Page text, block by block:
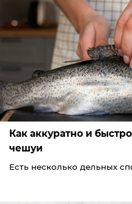
Как аккуратно и
чешуи
Есть несколько дельных